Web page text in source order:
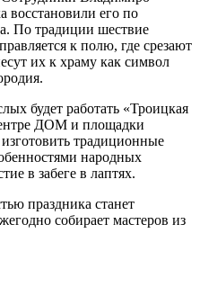
восстановили его по
По традиции шествие
к полю, где срезают
их к храму как символ
будет работать «Троицкая
ДОМ и площадки
традиционные
народных
в забеге в лаптях.
праздника станет
собирает мастеров из